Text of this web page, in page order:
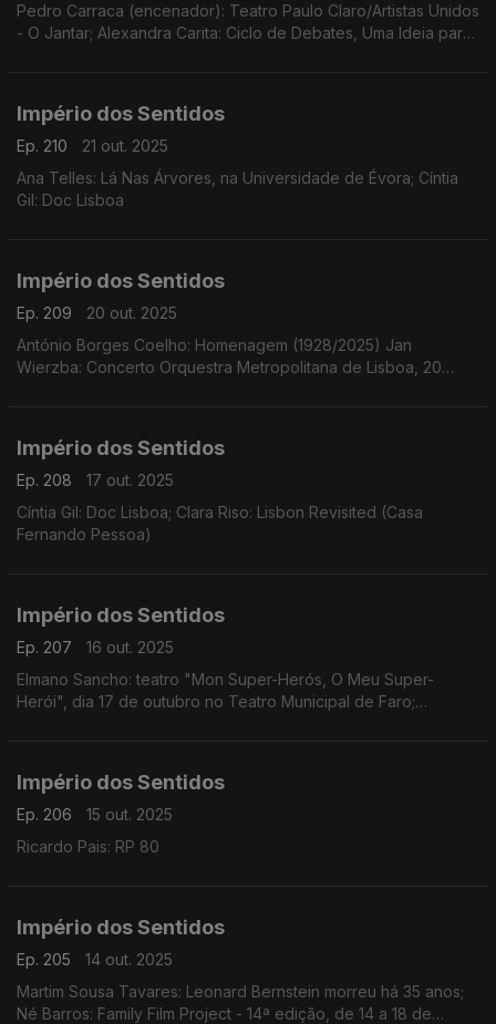
Pedro Carraca (encenador): Teatro Paulo Claro/Artistas Unidos
- O Jantar; Alexandra Carita: Ciclo de Debates, Uma Ideia para
Império dos Sentidos
Ep. 210
21 out. 2025
Ana Telles: Lá Nas Árvores, na Universidade de Évora; Cíntia
Gil: Doc Lisboa
Império dos Sentidos
Ep. 209
20 out. 2025
António Borges Coelho: Homenagem (1928/2025) Jan
Wierzba: Concerto Orquestra Metropolitana de Lisboa, 20
Império dos Sentidos
Ep. 208
17 out. 2025
Cíntia Gil: Doc Lisboa; Clara Riso: Lisbon Revisited (Casa
Fernando Pessoa)
Império dos Sentidos
Ep. 207
16 out. 2025
Elmano Sancho: teatro "Mon Super-Herós, O Meu Super-
Herói", dia 17 de outubro no Teatro Municipal de Faro;
Império dos Sentidos
Ep. 206
15 out. 2025
Ricardo Pais: RP 80
Império dos Sentidos
Ep. 205
14 out. 2025
Martim Sousa Tavares: Leonard Bernstein morreu há 35 anos;
Né Barros: Family Film Project - 14ª edição, de 14 a 18 de